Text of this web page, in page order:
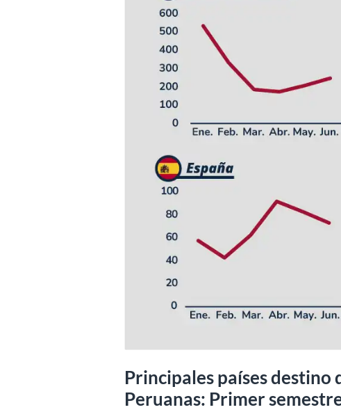
Principales países
Peruanas: Primer